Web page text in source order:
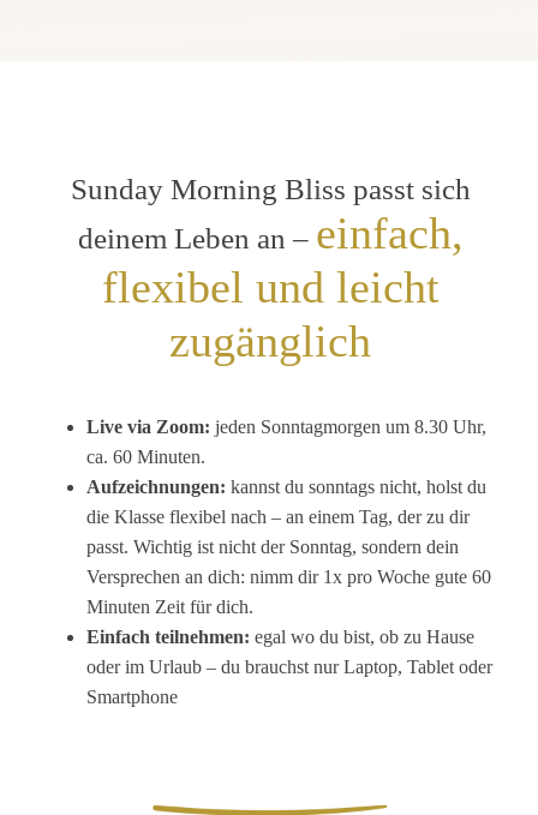
Sunday Morning Bliss passt sich
deinem Leben an – einfach,
flexibel und leicht
zugänglich
Live via Zoom: jeden Sonntagmorgen um 8.30 Uhr,
ca. 60 Minuten.
Aufzeichnungen: kannst du sonntags nicht, holst du
die Klasse flexibel nach – an einem Tag, der zu dir
passt. Wichtig ist nicht der Sonntag, sondern dein
Versprechen an dich: nimm dir 1x pro Woche gute 60
Minuten Zeit für dich.
Einfach teilnehmen: egal wo du bist, ob zu Hause
oder im Urlaub – du brauchst nur Laptop, Tablet oder
Smartphone